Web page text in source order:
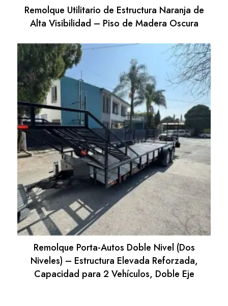
Remolque Utilitario de Estructura Naranja de
Alta Visibilidad – Piso de Madera Oscura
Remolque Porta-Autos Doble Nivel (Dos
Niveles) – Estructura Elevada Reforzada,
Capacidad para 2 Vehículos, Doble Eje